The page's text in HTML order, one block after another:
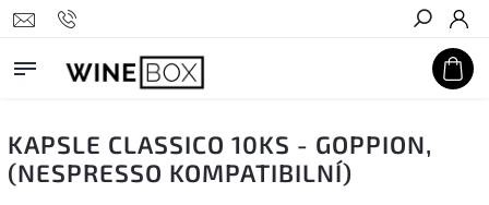
Hledat
KAPSLE CLASSICO 10KS - GOPPION,
(NESPRESSO KOMPATIBILNÍ)